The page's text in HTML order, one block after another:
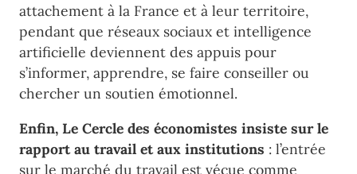
attachement à la France et à leur territoire,
pendant que réseaux sociaux et intelligence
artificielle deviennent des appuis pour
s’informer, apprendre, se faire conseiller ou
chercher un soutien émotionnel.
Enfin, Le Cercle des économistes insiste sur le
rapport au travail et aux institutions : l’entrée
sur le marché du travail est vécue comme